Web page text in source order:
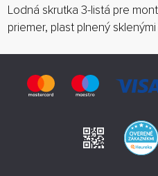
Lodná skrutka 3-listá pre
priemer, plast plnený